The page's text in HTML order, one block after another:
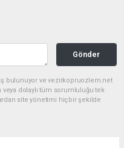
Gönder
bulunuyor ve vezirkopruozlem.net
veya dolaylı tüm sorumluluğu tek
site yönetimi hiçbir şekilde